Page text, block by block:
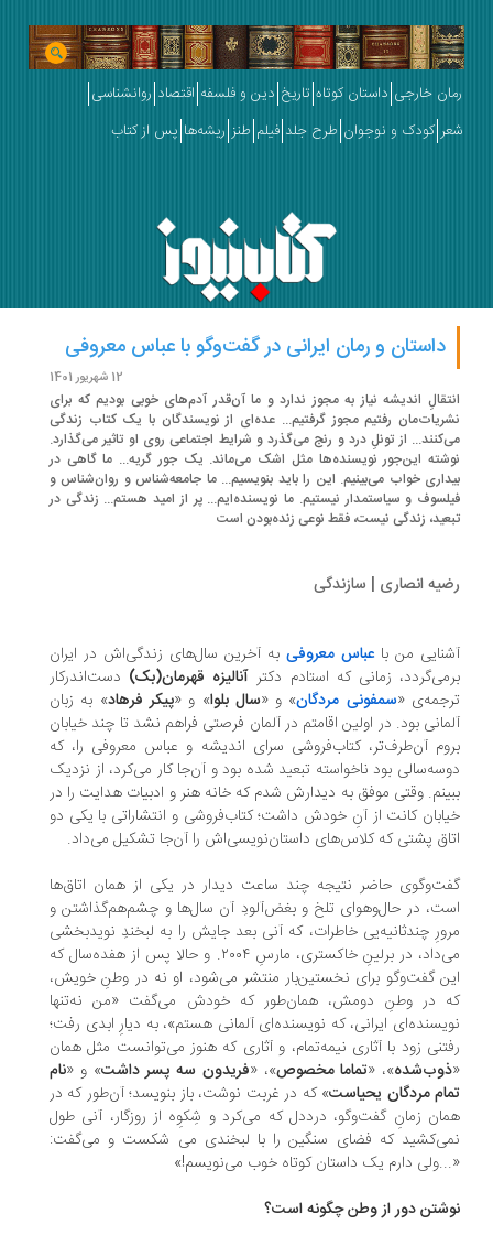
خارجی داستان کوتاه تاریخ دین و فلسفه اقتصاد روانشناسی
کودک و نوجوان طرح جلد فیلم طنز ریشه‌ها پس از کتاب
داستان و رمان ایرانی در گفت‌وگو با عباس معروفی
اندیشه نیاز به مجوز ندارد و ما آن‌قدر آدم‌های خوبی بودیم که برای
رفتیم مجوز گرفتیم... عده‌ای از نویسندگان با یک کتاب زندگی
از تونلِ درد و رنج می‌گذرد و شرایط اجتماعی روی او تاثیر می‌گذارد.
این‌جور نویسنده‌ها مثل اشک می‌ماند. یک جور گریه... ما گاهی در
خواب می‌بینیم. این را باید بنویسیم... ما جامعه‌شناس و روان‌شناس و
و سیاستمدار نیستیم. ما نویسنده‌ایم... پر از امید هستم... زندگی در
زندگی نیست، فقط نوعی زنده‌بودن است
انصاری | سازندگی
من با عباس معروفیبه آخرین سال‌های زندگی‌اش در ایران
زمانی که استادم دکترآنالیزه قهرمان(بک)دست‌اندرکار
«سمفونی مردگان » و «سال بلوا» و «پیکر فرهاد» به زبان
بود. در اولین اقامتم در آلمان فرصتی فراهم نشد تا چند خیابان
آن‌طرف‌تر، کتاب‌فروشی سرای اندیشه و عباس معروفی را، که
بود ناخواسته تبعید شده بود و آن‌جا کار می‌کرد، از نزدیک
وقتی موفق به دیدارش شدم که خانه‌ هنر و ادبیات هدایت را در
کانت از آنِ خودش داشت؛ کتاب‌فروشی و انتشاراتی با یکی دو
پشتی که کلاس‌های داستان‌نویسی‌اش را آن‌جا تشکیل می‌داد.
حاضر نتیجه‌ چند ساعت دیدار در یکی از همان اتاق‌ها
در حال‌وهوای تلخ و بغض‌آلودِ آن سال‌ها و چشم‌هم‌گذاشتن و
چندثانیه‌یی خاطرات، که آنی بعد جایش را به لبخندِ نویدبخشی
می‌داد، در برلینِ خاکستری، مارسِ ۲۰۰۴. و حالا پس از هفده‌سال که
گفت‌وگو برای نخستین‌بار منتشر می‌شود، او نه در وطنِ خویش،
در وطنِ دومش، همان‌طور که خودش می‌گفت «من نه‌تنها
ایرانی، که نویسنده‌ای آلمانی هستم»، به دیارِ ابدی رفت؛
زود با آثاری نیمه‌تمام، و آثاری که هنوز می‌توانست مثل همان
»، «تماما مخصوص»، «فریدون سه پسر داشت» و «نام
مردگان یحیاست» که در غربت نوشت، باز بنویسد؛ آن‌طور که در
زمانِ گفت‌وگو، درددل که می‌کرد و شِکوِه از روزگار، آنی طول
که فضای سنگین را با لبخندی می شکست و می‌گفت:
دارم یک داستان کوتاه خوب می‌نویسم!»
دور از وطن چگونه است؟